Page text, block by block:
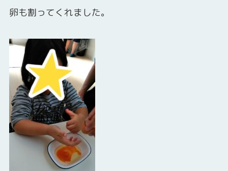
卵も割ってくれました。